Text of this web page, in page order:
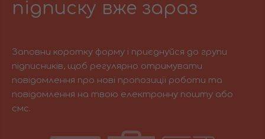
підписку вже зараз
Заповни коротку форму і приєднуйся до групи
підписників, щоб регулярно отримувати
повідомлення про нові пропозиції роботи та
повідомлення на твою електронну пошту або
смс.